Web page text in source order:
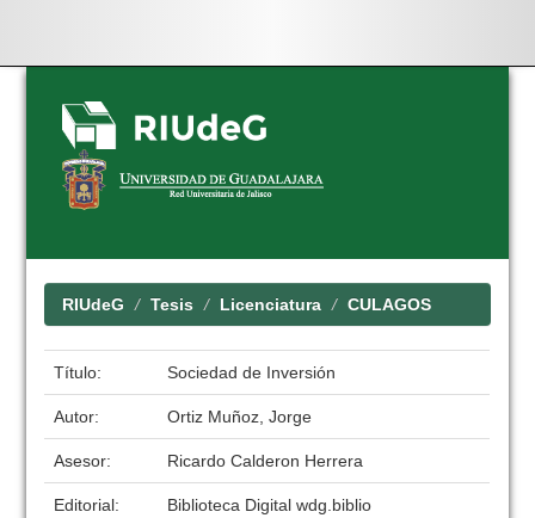
Skip
navigation
RIUdeG Tesis Licenciatura CULAGOS
Título: Sociedad de Inversión
Autor: Ortiz Muñoz, Jorge
Asesor: Ricardo Calderon Herrera
Editorial:
Biblioteca Digital wdg.biblio